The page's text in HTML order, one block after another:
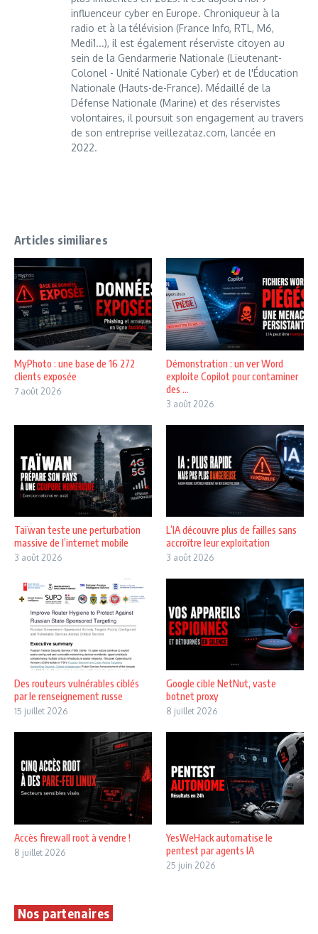
influenceur cyber en Europe. Chroniqueur à la
radio et à la télévision (France Info, RTL, M6,
Medi1...), il est également réserviste citoyen au
sein de la Gendarmerie Nationale (Lieutenant-
Colonel - Unité Nationale Cyber) et de l'Éducation
Nationale (Hauts-de-France). Médaillé de la
Défense Nationale (Marine) et des réservistes
volontaires, il poursuit son engagement au travers
de son entreprise veillezataz.com, lancée en
2022.
Articles similiares
MyPhoto : une base de 16 272
clients exposée
7 août 2026
Démonstration : un ver Word
exploite Copilot pour contaminer
des ...
3 août 2026
Taïwan teste une perturbation
massive de l’internet mobile
3 août 2026
L’IA découvre plus de failles sans
accroître leur exploitation
3 août 2026
Des routeurs vulnérables ciblés
par le renseignement russe
15 juillet 2026
Google cible NetNut, vaste
botnet proxy
8 juillet 2026
Accès firewall root à vendre !
8 juillet 2026
YesWeHack automatise le
pentest par agents IA
25 juin 2026
Nos partenaires